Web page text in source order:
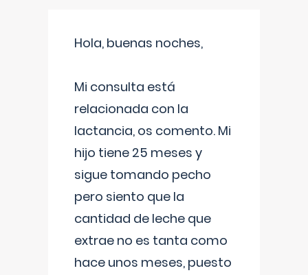
Hola, buenas noches,
Mi consulta está
relacionada con la
lactancia, os comento. Mi
hijo tiene 25 meses y
sigue tomando pecho
pero siento que la
cantidad de leche que
extrae no es tanta como
hace unos meses, puesto